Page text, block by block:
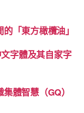
「東方橄欖油」
字體及其自家字
體智慧（GQ）